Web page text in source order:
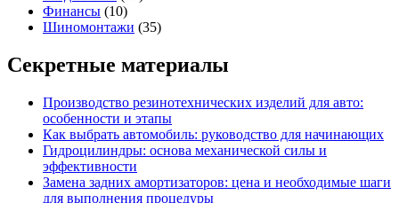
Финансы (10)
Шиномонтажи (35)
Секретные материалы
Производство резинотехнических изделий для авто:
особенности и этапы
Как выбрать автомобиль: руководство для начинающих
Гидроцилиндры: основа механической силы и
эффективности
Замена задних амортизаторов: цена и необходимые шаги
для выполнения процедуры